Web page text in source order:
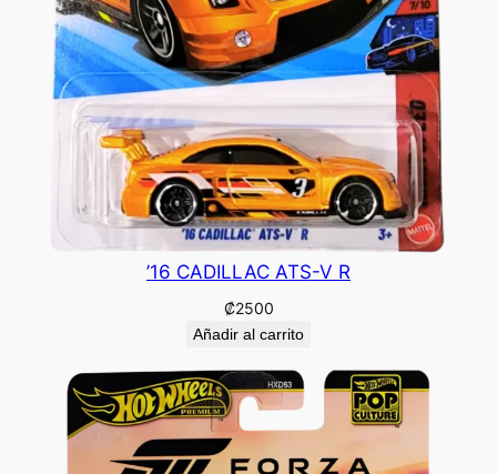
’16 CADILLAC ATS-V R
₡2500
Añadir al carrito